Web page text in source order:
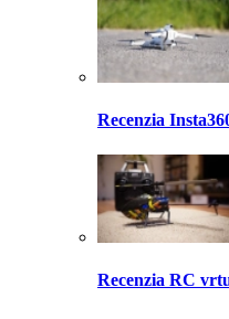
Recenzia
Recenzia RC